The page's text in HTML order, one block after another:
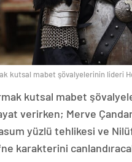
kutsal mabet şövalyelerinin lideri
kutsal mabet
verirken; Merve
yüzlü tehlikesi ve
karakterini